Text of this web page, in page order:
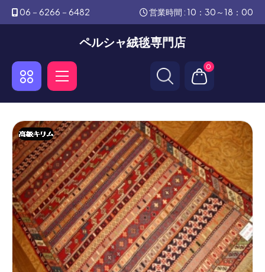
06－6266－6482 営業時間 : 10：30～18：00
ペルシャ絨毯専門店
0